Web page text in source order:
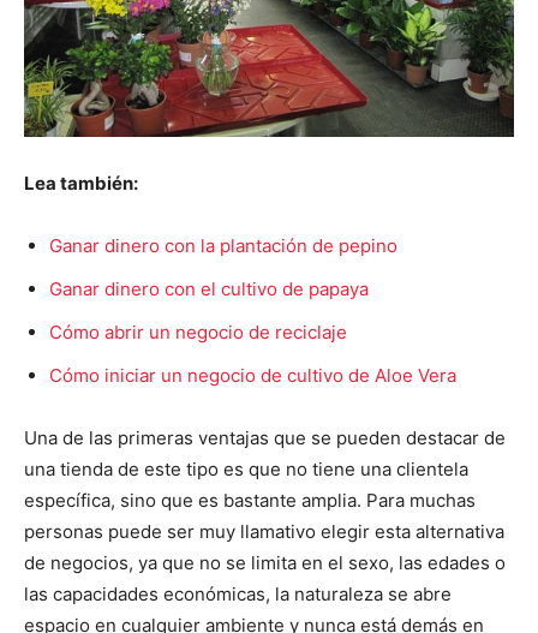
Lea también:
Ganar dinero con la plantación de pepino
Ganar dinero con el cultivo de papaya
Cómo abrir un negocio de reciclaje
Cómo iniciar un negocio de cultivo de Aloe Vera
Una de las primeras ventajas que se pueden destacar de
una tienda de este tipo es que no tiene una clientela
específica, sino que es bastante amplia. Para muchas
personas puede ser muy llamativo elegir esta alternativa
de negocios, ya que no se limita en el sexo, las edades o
las capacidades económicas, la naturaleza se abre
espacio en cualquier ambiente y nunca está demás en